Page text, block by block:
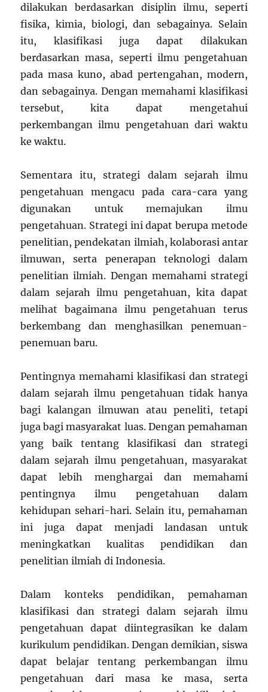
dilakukan berdasarkan disiplin ilmu, seperti
fisika, kimia, biologi, dan sebagainya. Selain
itu, klasifikasi juga dapat dilakukan
berdasarkan masa, seperti ilmu pengetahuan
pada masa kuno, abad pertengahan, modern,
dan sebagainya. Dengan memahami klasifikasi
tersebut, kita dapat mengetahui
perkembangan ilmu pengetahuan dari waktu
ke waktu.
Sementara itu, strategi dalam sejarah ilmu
pengetahuan mengacu pada cara-cara yang
digunakan untuk memajukan ilmu
pengetahuan. Strategi ini dapat berupa metode
penelitian, pendekatan ilmiah, kolaborasi antar
ilmuwan, serta penerapan teknologi dalam
penelitian ilmiah. Dengan memahami strategi
dalam sejarah ilmu pengetahuan, kita dapat
melihat bagaimana ilmu pengetahuan terus
berkembang dan menghasilkan penemuan-
penemuan baru.
Pentingnya memahami klasifikasi dan strategi
dalam sejarah ilmu pengetahuan tidak hanya
bagi kalangan ilmuwan atau peneliti, tetapi
juga bagi masyarakat luas. Dengan pemahaman
yang baik tentang klasifikasi dan strategi
dalam sejarah ilmu pengetahuan, masyarakat
dapat lebih menghargai dan memahami
pentingnya ilmu pengetahuan dalam
kehidupan sehari-hari. Selain itu, pemahaman
ini juga dapat menjadi landasan untuk
meningkatkan kualitas pendidikan dan
penelitian ilmiah di Indonesia.
Dalam konteks pendidikan, pemahaman
klasifikasi dan strategi dalam sejarah ilmu
pengetahuan dapat diintegrasikan ke dalam
kurikulum pendidikan. Dengan demikian, siswa
dapat belajar tentang perkembangan ilmu
pengetahuan dari masa ke masa, serta